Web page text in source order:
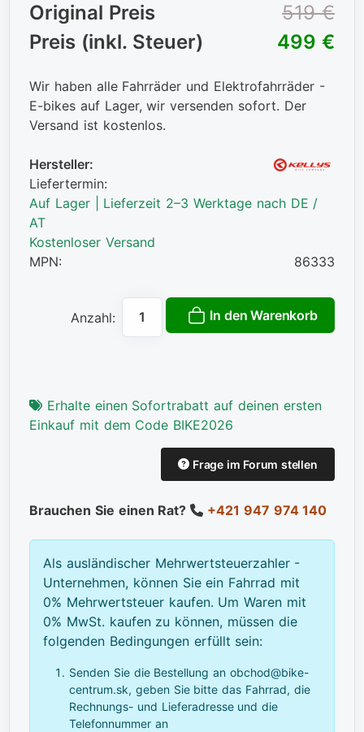
Original Preis
519 €
Preis (inkl. Steuer)
499 €
Wir haben alle Fahrräder und Elektrofahrräder -
E-bikes auf Lager, wir versenden sofort. Der
Versand ist kostenlos.
Hersteller:
Liefertermin:
Auf Lager | Lieferzeit 2–3 Werktage nach DE /
AT
Kostenloser Versand
MPN:
86333
Anzahl: In den Warenkorb
Erhalte einen Sofortrabatt auf deinen ersten
Einkauf mit dem Code BIKE2026
Frage im Forum stellen
Brauchen Sie einen Rat? +421 947 974 140
Als ausländischer Mehrwertsteuerzahler -
Unternehmen, können Sie ein Fahrrad mit
0% Mehrwertsteuer kaufen. Um Waren mit
0% MwSt. kaufen zu können, müssen die
folgenden Bedingungen erfüllt sein:
Senden Sie die Bestellung an obchod@bike-
centrum.sk, geben Sie bitte das Fahrrad, die
Rechnungs- und Lieferadresse und die
Telefonnummer an